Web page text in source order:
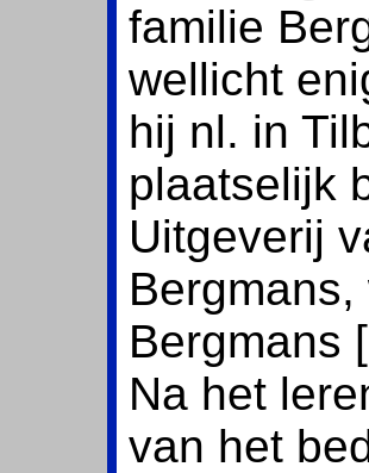
familie
wellicht
hij nl. in
plaatselijk
Uitgeverij
Bergmans
Na het
van het